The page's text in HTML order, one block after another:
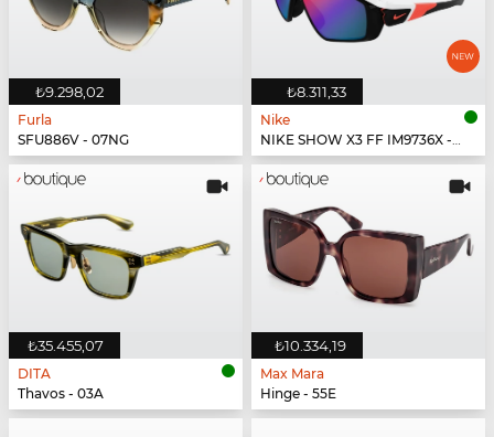
₺9.298,02
Furla
SFU886V - 07NG
₺8.311,33
Nike
NIKE SHOW X3 FF IM9736X - 100
₺35.455,07
DITA
Thavos - 03A
₺10.334,19
Max Mara
Hinge - 55E